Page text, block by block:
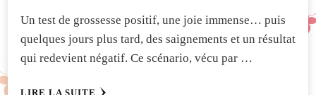
Un test de grossesse positif, une joie immense… puis
quelques jours plus tard, des saignements et un résultat
qui redevient négatif. Ce scénario, vécu par …
LIRE LA SUITE